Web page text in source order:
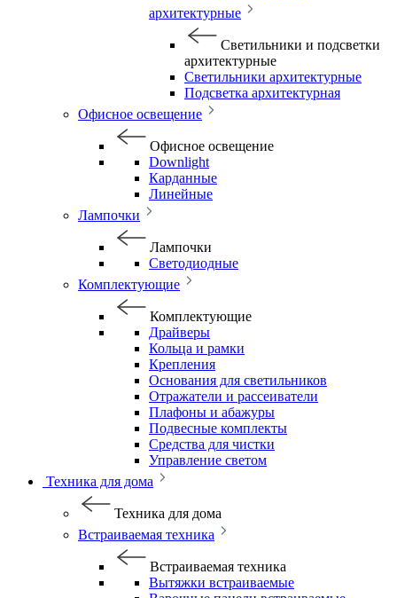
архитектурные
Светильники и подсветки
архитектурные
Светильники архитектурные
Подсветка архитектурная
Офисное освещение
Офисное освещение
Downlight
Карданные
Линейные
Лампочки
Лампочки
Светодиодные
Комплектующие
Комплектующие
Драйверы
Кольца и рамки
Крепления
Основания для светильников
Отражатели и рассеиватели
Плафоны и абажуры
Подвесные комплекты
Средства для чистки
Управление светом
Техника для дома
Техника для дома
Встраиваемая техника
Встраиваемая техника
Вытяжки встраиваемые